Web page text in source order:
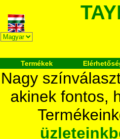
Termékek
Nagy
akinek fontos,